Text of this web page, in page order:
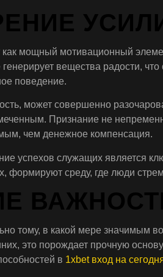
мощный мотивационный
вещества радости,
поведение.
может совершенно
Признание не
чем денежное компенсация.
успехов служащих является
формируют среду, где люди
тому, в какой мере
это порождает прочную
в 1xbet вход на